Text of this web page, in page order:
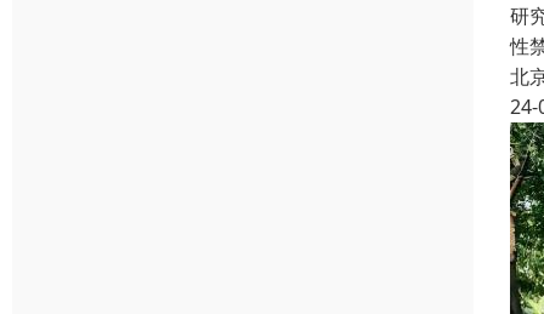
研
性
北
24-